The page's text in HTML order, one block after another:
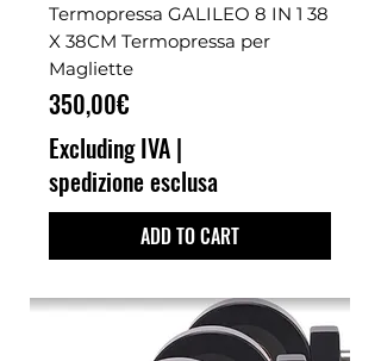
Termopressa GALILEO 8 IN 1 38
X 38CM Termopressa per
Magliette
Price
350,00€
Excluding IVA |
spedizione esclusa
ADD TO CART